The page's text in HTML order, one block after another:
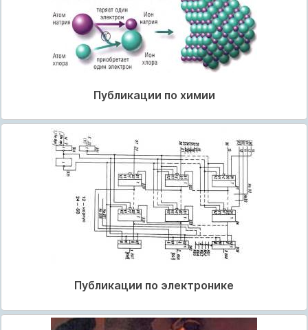
Публикации по химии
Публикации по электронике